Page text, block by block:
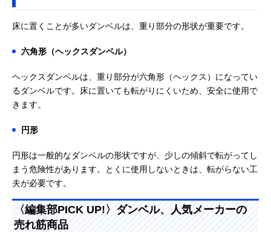
床に置くことが多いダンベルは、重り部分の形状が重要です。
六角形（ヘックスダンベル）
ヘックスダンベルは、重り部分が六角形（ヘックス）になってい
るダンベルです。床に置いても転がりにくいため、安全に使用で
きます。
円形
円形は一般的なダンベルの形状ですが、少しの傾斜で転がってし
まう危険性があります。とくに使用しないときは、転がらない工
夫が必要です。
〈編集部PICK UP!〉ダンベル、人気メーカーの
売れ筋商品